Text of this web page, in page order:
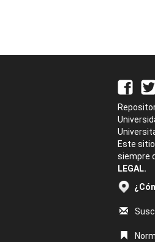
Este
siempre
LEGAL.